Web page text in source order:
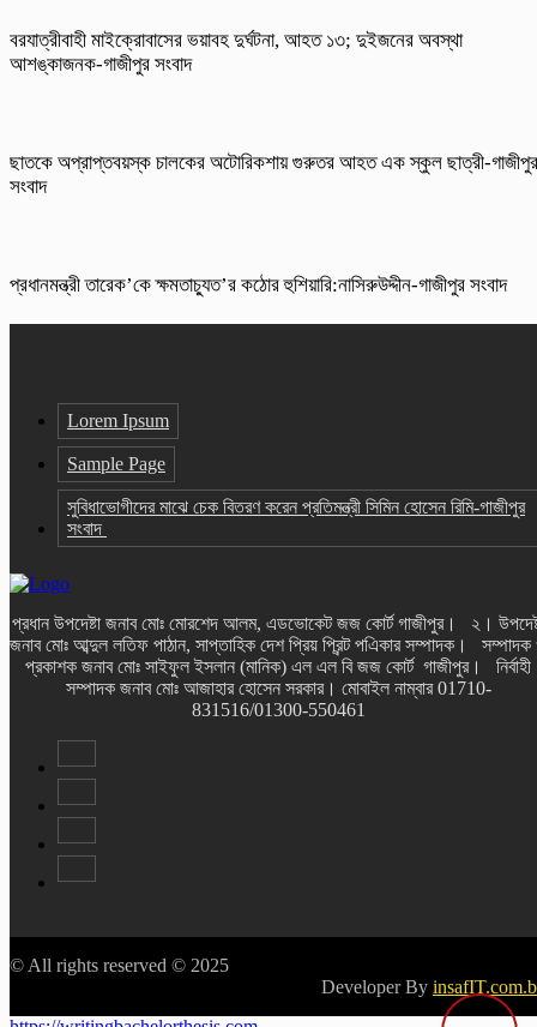
বরযাত্রীবাহী মাইক্রোবাসের ভয়াবহ দুর্ঘটনা, আহত ১৩; দুইজনের অবস্থা
আশঙ্কাজনক-গাজীপুর সংবাদ
ছাতকে অপ্রাপ্তবয়স্ক চালকের অটোরিকশায় গুরুতর আহত এক স্কুল ছাত্রী-গাজীপুর
সংবাদ
প্রধানমন্ত্রী তারেক’কে ক্ষমতাচ্যুত’র কঠোর হুশিয়ারি:নাসিরুউদ্দীন-গাজীপুর সংবাদ
Lorem Ipsum
Sample Page
সুবিধাভোগীদের মাঝে চেক বিতরণ করেন প্রতিমন্ত্রী সিমিন হোসেন রিমি-গাজীপুর
সংবাদ
প্রধান উপদেষ্টা জনাব মোঃ মোরশেদ আলম, এডভোকেট জজ কোর্ট গাজীপুর। ২।
জনাব মোঃ আব্দুল লতিফ পাঠান, সাপ্তাহিক দেশ প্রিয় প্রিন্ট পএিকার সম্পাদক।
প্রকাশক জনাব মোঃ সাইফুল ইসলান (মানিক) এল এল বি জজ কোর্ট গাজীপুর। নির্বাহী
সম্পাদক জনাব মোঃ আজাহার হোসেন সরকার। মোবাইল নাম্বার 01710-
831516/01300-550461
© All rights reserved © 2025
Developer By